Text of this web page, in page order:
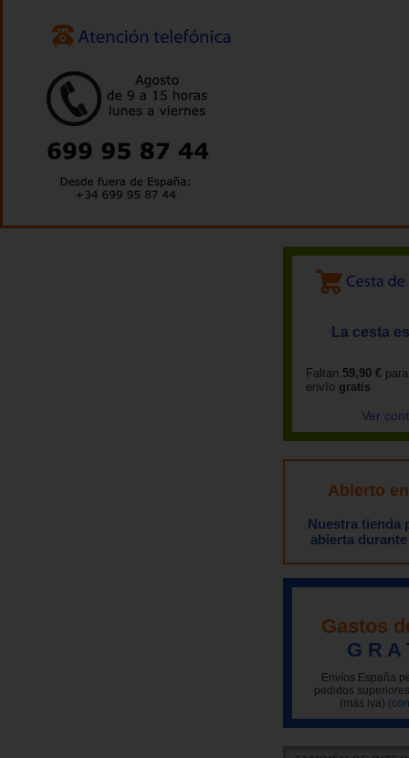
La cesta
Faltan 59,90 €
envío gratis
Ver
Abierto
Nuestra tienda
abierta
Gastos
G R A
Envíos España
pedidos
(más iva)